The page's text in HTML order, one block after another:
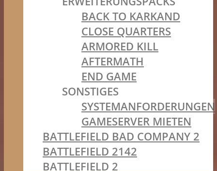
BACK TO KARKAND
CLOSE QUARTERS
ARMORED KILL
AFTERMATH
END GAME
SONSTIGES
SYSTEMANFORDERUNGEN
GAMESERVER MIETEN
BATTLEFIELD BAD COMPANY 2
BATTLEFIELD 2142
BATTLEFIELD 2